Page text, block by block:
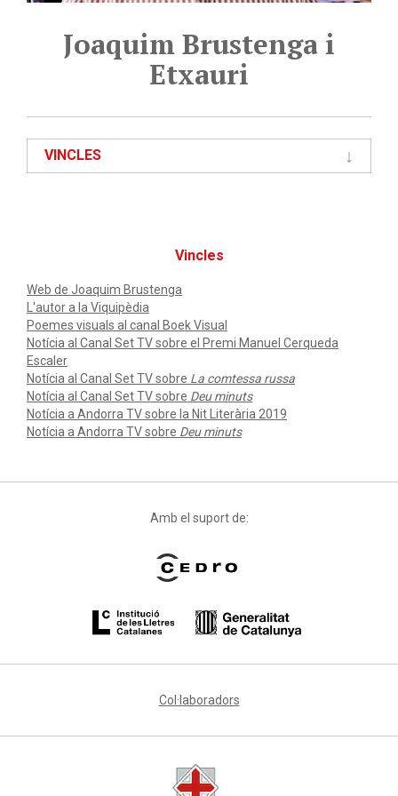
Joaquim Brustenga i
Etxauri
VINCLES
Vincles
Web de Joaquim Brustenga
L'autor a la Viquipèdia
Poemes visuals al canal Boek Visual
Notícia al Canal Set TV sobre el Premi Manuel Cerqueda
Escaler
Notícia al Canal Set TV sobre La comtessa russa
Notícia al Canal Set TV sobre Deu minuts
Notícia a Andorra TV sobre la Nit Literària 2019
Notícia a Andorra TV sobre Deu minuts
Amb el suport de:
Col·laboradors